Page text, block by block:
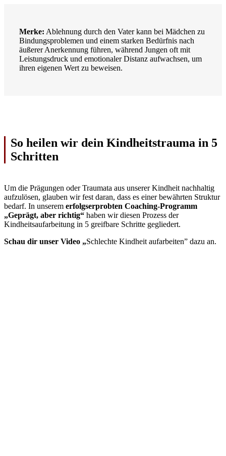
Merke: Ablehnung durch den Vater kann bei Mädchen zu
Bindungsproblemen und einem starken Bedürfnis nach
äußerer Anerkennung führen, während Jungen oft mit
Leistungsdruck und emotionaler Distanz aufwachsen, um
ihren eigenen Wert zu beweisen.
So heilen wir dein Kindheitstrauma in 5
Schritten
Um die Prägungen oder Traumata aus unserer Kindheit nachhaltig
aufzulösen, glauben wir fest daran, dass es einer bewährten Struktur
bedarf. In unserem erfolgserprobten Coaching-Programm
„Geprägt, aber richtig“ haben wir diesen Prozess der
Kindheitsaufarbeitung in 5 greifbare Schritte gegliedert.
Schau dir unser Video „Schlechte Kindheit aufarbeiten” dazu an.